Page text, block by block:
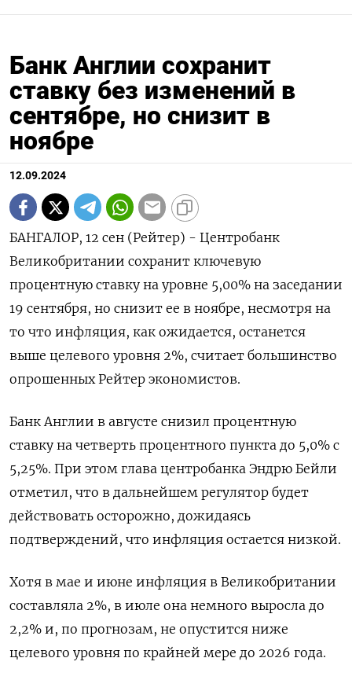
Банк Англии сохранит
ставку без изменений в
сентябре, но снизит в
ноябре
12.09.2024
БАНГАЛОР, 12 сен (Рейтер) - Центробанк
Великобритании сохранит ключевую
процентную ставку на уровне 5,00% на заседании
19 сентября, но снизит ее в ноябре, несмотря на
то что инфляция, как ожидается, останется
выше целевого уровня 2%, считает большинство
опрошенных Рейтер экономистов.
Банк Англии в августе снизил процентную
ставку на четверть процентного пункта до 5,0% с
5,25%. При этом глава центробанка Эндрю Бейли
отметил, что в дальнейшем регулятор будет
действовать осторожно, дожидаясь
подтверждений, что инфляция остается низкой.
Хотя в мае и июне инфляция в Великобритании
составляла 2%, в июле она немного выросла до
2,2% и, по прогнозам, не опустится ниже
целевого уровня по крайней мере до 2026 года.